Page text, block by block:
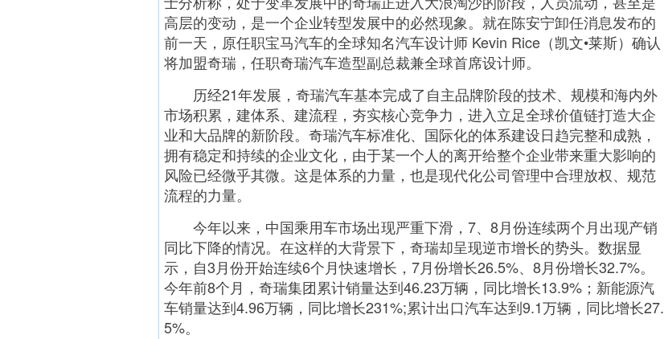
高层的变动，是一个企业转型发展中的必然现象。就在陈安宁卸任消息发布的
前一天，原任职宝马汽车的全球知名汽车设计师 Kevin Rice（凯文•莱斯）确认
将加盟奇瑞，任职奇瑞汽车造型副总裁兼全球首席设计师。
历经21年发展，奇瑞汽车基本完成了自主品牌阶段的技术、规模和海内外
市场积累，建体系、建流程，夯实核心竞争力，进入立足全球价值链打造大企
业和大品牌的新阶段。奇瑞汽车标准化、国际化的体系建设日趋完整和成熟，
拥有稳定和持续的企业文化，由于某一个人的离开给整个企业带来重大影响的
风险已经微乎其微。这是体系的力量，也是现代化公司管理中合理放权、规范
流程的力量。
今年以来，中国乘用车市场出现严重下滑，7、8月份连续两个月出现产销
同比下降的情况。在这样的大背景下，奇瑞却呈现逆市增长的势头。数据显
示，自3月份开始连续6个月快速增长，7月份增长26.5%、8月份增长32.7%。
今年前8个月，奇瑞集团累计销量达到46.23万辆，同比增长13.9%；新能源汽
车销量达到4.96万辆，同比增长231%;累计出口汽车达到9.1万辆，同比增长27.
5%。